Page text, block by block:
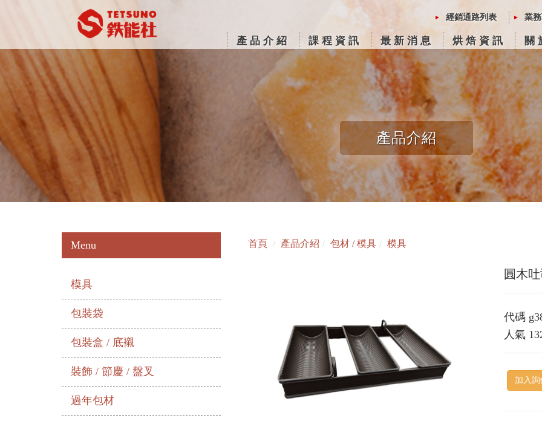
經銷通路列表 業
產品介紹 課程資訊 最新消息 烘焙資訊 關
產品介紹
Menu
模具
包裝袋
包裝盒 / 底襯
裝飾 / 節慶 / 盤叉
過年包材
首頁 產品介紹 包材 / 模具 模具
圓木
代碼
人氣
加入